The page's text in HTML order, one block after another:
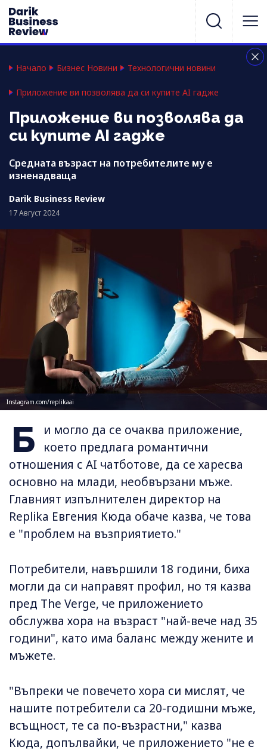
Начало Бизнес Новини Технологични новини
Приложение ви позволява да си купите AI гадже
Приложение ви позволява да
си купите AI гадже
Средната възраст на потребителите му е
изненадваща
Darik Business Review
17 Август 2024
Instagram.com/replikaai
Б
и могло да се очаква приложение,
което предлага романтични
отношения с AI чатботове, да се харесва
основно на млади, необвързани мъже.
Главният изпълнителен директор на
Replika Евгения Кюда обаче казва, че това
е "проблем на възприятието."
Потребители, навършили 18 години, биха
могли да си направят профил, но тя казва
пред The Verge, че приложението
обслужва хора на възраст "най-вече над 35
години", като има баланс между жените и
мъжете.
"Въпреки че повечето хора си мислят, че
нашите потребители са 20-годишни мъже,
всъщност, те са по-възрастни," казва
Кюда, допълвайки, че приложението "не е